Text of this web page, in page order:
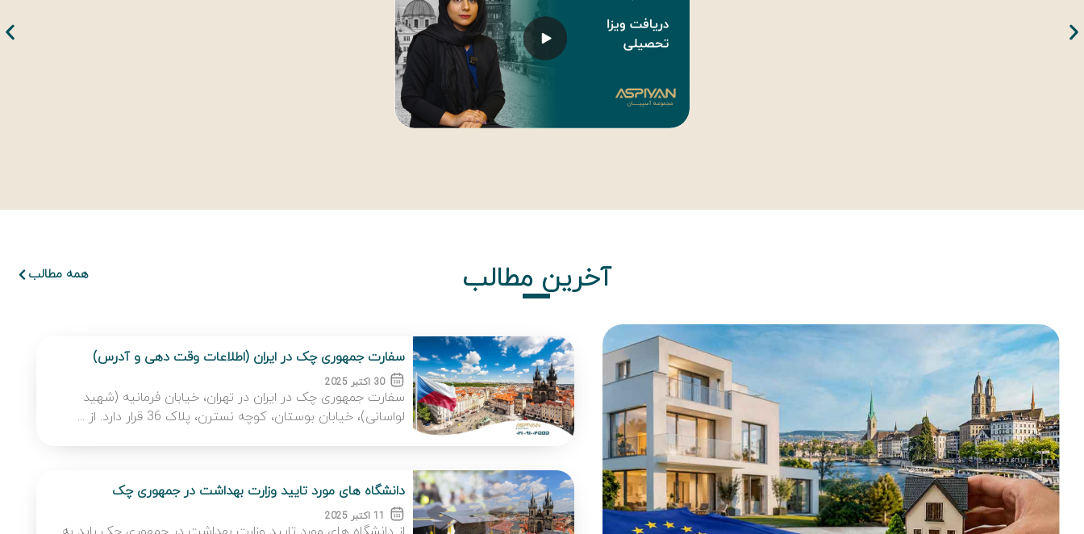
آخرین مطالب همه مطالب
سفارت جمهوری چک در ایران (اطلاعات وقت دهی و آدرس)
30 اکتبر 2025
سفارت جمهوری چک در ایران در تهران، خیابان فرمانیه (شهید
لواسانی)، خیابان بوستان، کوچه نسترن، پلاک 36 قرار دارد. از ...
دانشگاه های مورد تایید وزارت بهداشت در جمهوری چک
11 اکتبر 2025